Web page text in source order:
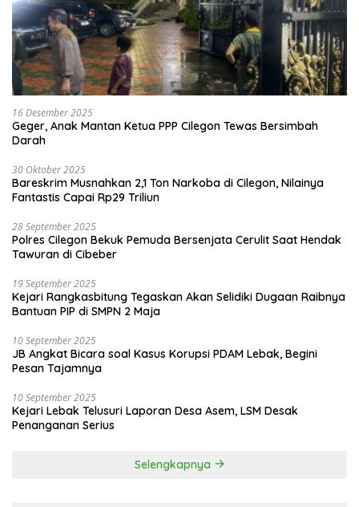
16 Desember 2025
Geger, Anak Mantan Ketua PPP Cilegon Tewas Bersimbah
Darah
30 Oktober 2025
Bareskrim Musnahkan 2,1 Ton Narkoba di Cilegon, Nilainya
Fantastis Capai Rp29 Triliun
28 September 2025
Polres Cilegon Bekuk Pemuda Bersenjata Cerulit Saat Hendak
Tawuran di Cibeber
19 September 2025
Kejari Rangkasbitung Tegaskan Akan Selidiki Dugaan Raibnya
Bantuan PIP di SMPN 2 Maja
10 September 2025
JB Angkat Bicara soal Kasus Korupsi PDAM Lebak, Begini
Pesan Tajamnya
10 September 2025
Kejari Lebak Telusuri Laporan Desa Asem, LSM Desak
Penanganan Serius
Selengkapnya